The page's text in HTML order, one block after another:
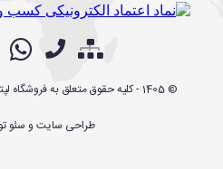
©
1405- کلیه حقوق متعلق بهفروشگاه
طراحی سایت و سئو